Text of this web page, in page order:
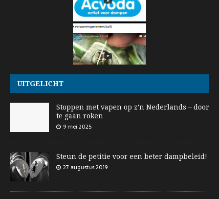
UITGELICHT
Stoppen met vapen op z’n Nederlands – door
te gaan roken
9 mei 2025
Steun de petitie voor een beter dampbeleid!
27 augustus 2019